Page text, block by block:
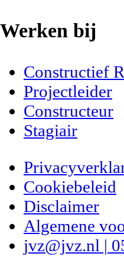
Werken bij
Constructief
Projectleider
Constructeur
Stagiair
Cookiebeleid
Disclaimer
Algemene
jvz@jvz.nl |